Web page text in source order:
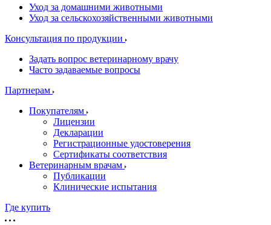
Уход за домашними животными
Уход за сельскохозяйственными животными
Консультация по продукции
Задать вопрос ветеринарному врачу
Часто задаваемые вопросы
Партнерам
Покупателям
Лицензии
Декларации
Регистрационные удостоверения
Сертификаты соответствия
Ветеринарным врачам
Публикации
Клинические испытания
Где купить